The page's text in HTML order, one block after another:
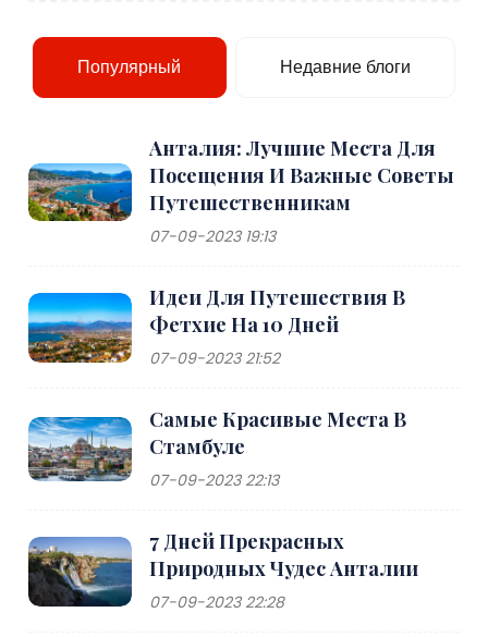
Популярный Недавние блоги
Анталия: Лучшие Места Для
Посещения И Важные Советы
Путешественникам
07-09-2023 19:13
Идеи Для Путешествия В
Фетхие На 10 Дней
07-09-2023 21:52
Самые Красивые Места В
Стамбуле
07-09-2023 22:13
7 Дней Прекрасных
Природных Чудес Анталии
07-09-2023 22:28